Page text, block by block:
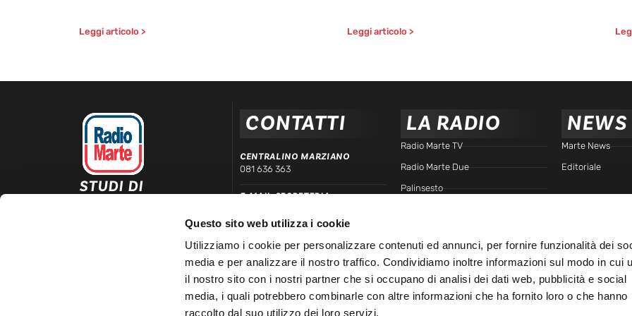
Questo sito web utilizza i cookie
Utilizziamo i cookie per personalizzare contenuti ed annunci, per fornire funzionalità dei
media e per analizzare il nostro traffico. Condividiamo inoltre informazioni sul modo in cui
il nostro sito con i nostri partner che si occupano di analisi dei dati web, pubblicità e social
media, i quali potrebbero combinarle con altre informazioni che ha fornito loro o che hanno
raccolto dal suo utilizzo dei loro servizi.
Leggi articolo > Leggi articolo >
STUDI DI
Via Comunale Tavernola, 166/b
CONTATTI
CENTRALINO MARZIANO
081 636 363
E-MAIL SEGRETERIA
339 666 99 90
LINEA COMMERCIALE
LA RADIO
Radio Marte TV
Radio Marte Due
Palinsesto
Podcast - Brain Station
Podcast - Gente di Marte
Marte Replay
NEWS
Marte News
Editoriale